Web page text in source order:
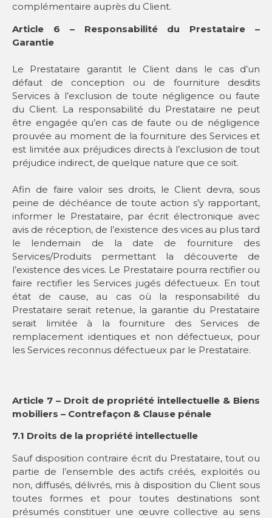
complémentaire auprès du Client.
Article 6 – Responsabilité du Prestataire –
Garantie
Le Prestataire garantit le Client dans le cas d’un
défaut de conception ou de fourniture desdits
Services à l’exclusion de toute négligence ou faute
du Client. La responsabilité du Prestataire ne peut
être engagée qu’en cas de faute ou de négligence
prouvée au moment de la fourniture des Services et
est limitée aux préjudices directs à l’exclusion de tout
préjudice indirect, de quelque nature que ce soit.
Afin de faire valoir ses droits, le Client devra, sous
peine de déchéance de toute action s’y rapportant,
informer le Prestataire, par écrit électronique avec
avis de réception, de l’existence des vices au plus tard
le lendemain de la date de fourniture des
Services/Produits permettant la découverte de
l’existence des vices. Le Prestataire pourra rectifier ou
faire rectifier les Services jugés défectueux. En tout
état de cause, au cas où la responsabilité du
Prestataire serait retenue, la garantie du Prestataire
serait limitée à la fourniture des Services de
remplacement identiques et non défectueux, pour
les Services reconnus défectueux par le Prestataire.
Article 7 – Droit de propriété intellectuelle & Biens
mobiliers – Contrefaçon & Clause pénale
7.1 Droits de la propriété intellectuelle
Sauf disposition contraire écrit du Prestataire, tout ou
partie de l’ensemble des actifs créés, exploités ou
non, diffusés, délivrés, mis à disposition du Client sous
toutes formes et pour toutes destinations sont
présumés constituer une œuvre collective au sens